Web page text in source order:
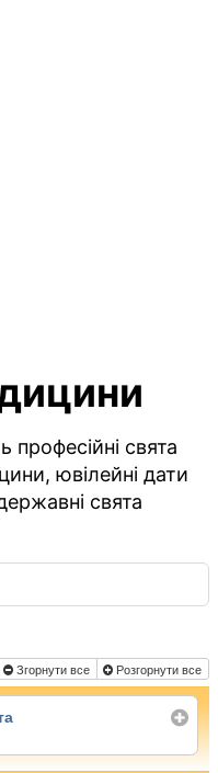
свята
ювілейні дати
свята
Згорнути все Розгорнути все